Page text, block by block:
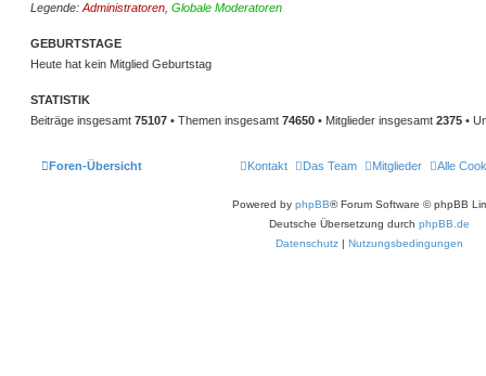
Legende: Administratoren Globale Moderatoren
GEBURTSTAGE
Heute hat kein Mitglied Geburtstag
STATISTIK
Beiträge insgesamt 75107 • Themen insgesamt 74650 • Mitglieder insgesamt 2375 •
Foren-Übersicht Alle
Mitglieder
Das Team
Kontakt
Powered by phpBB® Forum Software © phpBB
Deutsche Übersetzung durch phpBB.de
Datenschutz | Nutzungsbedingungen